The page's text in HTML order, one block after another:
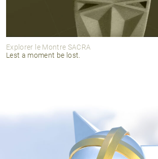
Explorer le Montre SACRA
Lest a moment be lost.